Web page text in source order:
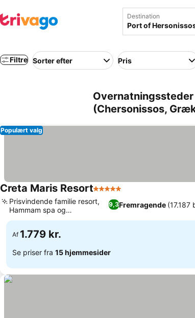
Destination
Filtre Sorter efter Pris
(Chersonissos,
Populært valg
Creta Maris Resort5 Stjerner
9,3Fremragende (17.187
Prisvindende familie resort,
Hammam spa og
wellnesscenter
Af 1.779 kr.
Se priser fra 15 hjemmesider